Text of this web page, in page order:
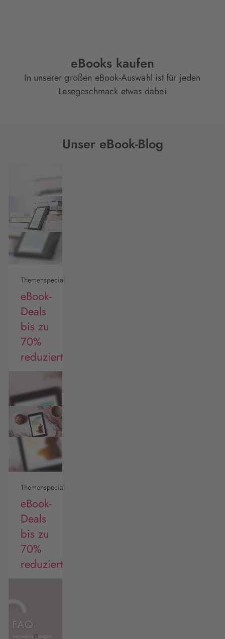
eBooks kaufen
In unserer großen eBook-Auswahl ist für jeden
Lesegeschmack etwas dabei
Unser eBook-Blog
Themenspecial
eBook-
Deals
bis zu
70%
reduziert
Themenspecial
eBook-
Deals
bis zu
70%
reduziert